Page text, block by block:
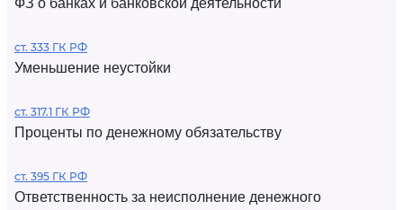
ФЗ о банках и банковской деятельности
ст. 333 ГК РФ
Уменьшение неустойки
ст. 317.1 ГК РФ
Проценты по денежному обязательству
ст. 395 ГК РФ
Ответственность за неисполнение денежного